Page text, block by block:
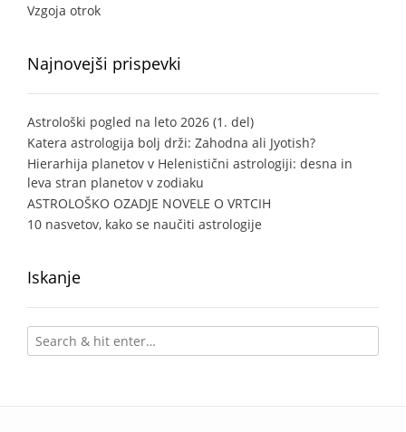
Vzgoja otrok
Najnovejši prispevki
Astrološki pogled na leto 2026 (1. del)
Katera astrologija bolj drži: Zahodna ali Jyotish?
Hierarhija planetov v Helenistični astrologiji: desna in
leva stran planetov v zodiaku
ASTROLOŠKO OZADJE NOVELE O VRTCIH
10 nasvetov, kako se naučiti astrologije
Iskanje